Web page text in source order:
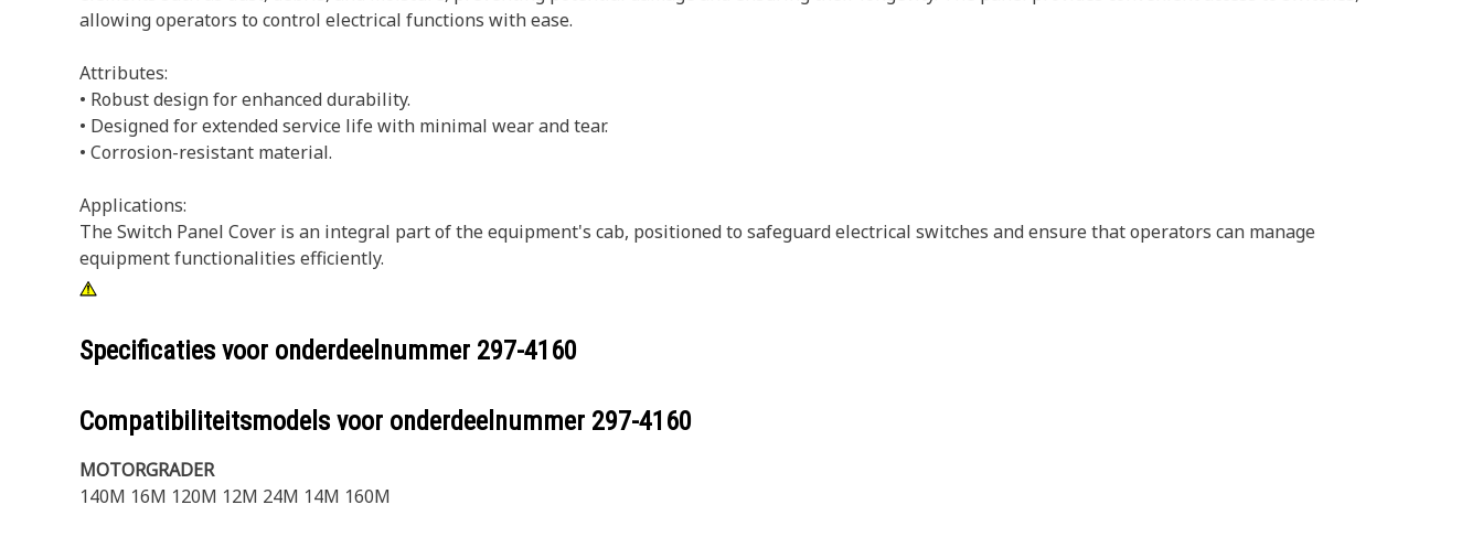
allowing operators to control electrical functions with ease.
Attributes:
• Robust design for enhanced durability.
• Designed for extended service life with minimal wear and tear.
• Corrosion-resistant material.
Applications:
The Switch Panel Cover is an integral part of the equipment's cab, positioned to safeguard electrical switches and ensure that operators can manage
equipment functionalities efficiently.
Specificaties voor onderdeelnummer 297-4160
Compatibiliteitsmodels voor onderdeelnummer 297-4160
MOTORGRADER
140M 16M 120M 12M 24M 14M 160M